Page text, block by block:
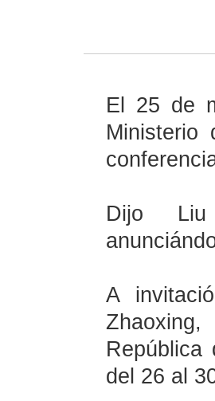
El 25 de
Ministerio
Dijo Liu
A
República
del 26 al